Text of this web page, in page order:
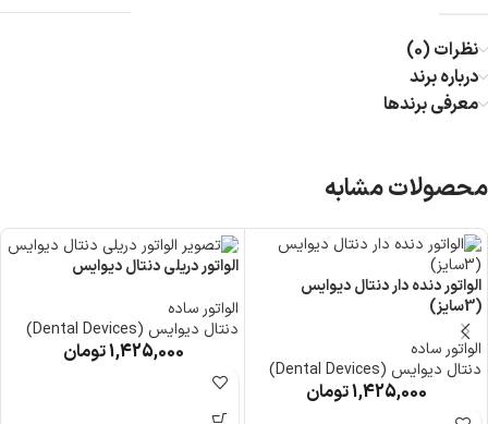
نظرات (0)
درباره برند
معرفی برند‌ها
محصولات مشابه
الواتور دنده دار دنتال دیوایس
(3سایز)
الواتور ساده
دنتال دیوایس (Dental Devices)
1,425,000تومان
الواتور دریلی دنتال دیوایس
الواتور ساده
دنتال دیوایس (Dental Devices)
1,425,000تومان